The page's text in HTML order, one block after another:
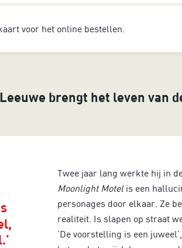
voor het online bestellen.
brengt het leven van
Twee jaar lang werkte hij in
Moonlight Motel is een
personages door elkaar. Ze
realiteit. Is slapen op straat
‘De voorstelling is een